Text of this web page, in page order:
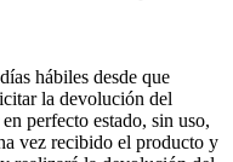
hábiles desde que
la devolución del
perfecto estado, sin uso,
vez recibido el producto y